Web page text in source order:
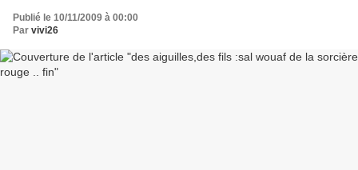
Publié le 10/11/2009 à 00:00
Par vivi26